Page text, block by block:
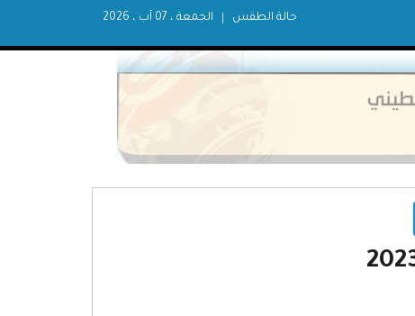
الجمعة ، 07 آب ، 2026 حالة الطقس